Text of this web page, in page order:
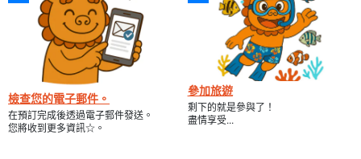
檢查您的電子郵件。
在預訂完成後透過電子郵件發送。
您將收到更多資訊☆。
參加旅遊
剩下的就是參與了！
盡情享受...